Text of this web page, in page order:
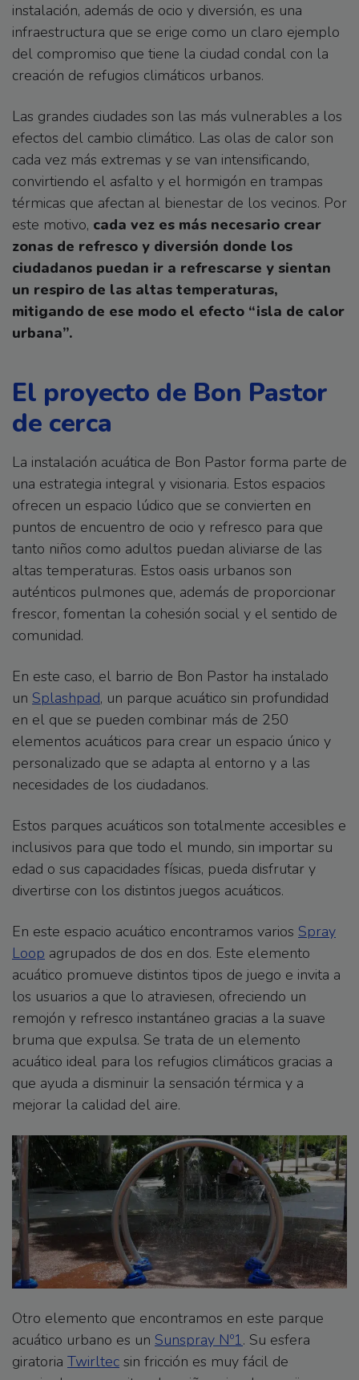
instalación, además de ocio y diversión, es una
infraestructura que se erige como un claro ejemplo
del compromiso que tiene la ciudad condal con la
creación de refugios climáticos urbanos.
Las grandes ciudades son las más vulnerables a los
efectos del cambio climático. Las olas de calor son
cada vez más extremas y se van intensificando,
convirtiendo el asfalto y el hormigón en trampas
térmicas que afectan al bienestar de los vecinos. Por
este motivo, cada vez es más necesario crear
zonas de refresco y diversión donde los
ciudadanos puedan ir a refrescarse y sientan
un respiro de las altas temperaturas,
mitigando de ese modo el efecto “isla de calor
urbana”.
El proyecto de Bon Pastor
de cerca
La instalación acuática de Bon Pastor forma parte de
una estrategia integral y visionaria. Estos espacios
ofrecen un espacio lúdico que se convierten en
puntos de encuentro de ocio y refresco para que
tanto niños como adultos puedan aliviarse de las
altas temperaturas. Estos oasis urbanos son
auténticos pulmones que, además de proporcionar
frescor, fomentan la cohesión social y el sentido de
comunidad.
En este caso, el barrio de Bon Pastor ha instalado
un Splashpad, un parque acuático sin profundidad
en el que se pueden combinar más de 250
elementos acuáticos para crear un espacio único y
personalizado que se adapta al entorno y a las
necesidades de los ciudadanos.
Estos parques acuáticos son totalmente accesibles e
inclusivos para que todo el mundo, sin importar su
edad o sus capacidades físicas, pueda disfrutar y
divertirse con los distintos juegos acuáticos.
En este espacio acuático encontramos varios Spray
Loop agrupados de dos en dos. Este elemento
acuático promueve distintos tipos de juego e invita a
los usuarios a que lo atraviesen, ofreciendo un
remojón y refresco instantáneo gracias a la suave
bruma que expulsa. Se trata de un elemento
acuático ideal para los refugios climáticos gracias a
que ayuda a disminuir la sensación térmica y a
mejorar la calidad del aire.
Otro elemento que encontramos en este parque
acuático urbano es un Sunspray Nº1. Su esfera
giratoria Twirltec sin fricción es muy fácil de